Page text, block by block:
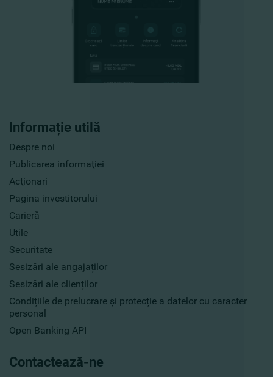
Informație utilă
Despre noi
Publicarea informaţiei
Acţionari
Pagina investitorului
Carieră
Utile
Securitate
Sesizări ale angajaților
Sesizări ale clienților
Condițiile de prelucrare și protecție a datelor cu caracter
personal
Open Banking API
Contactează-ne